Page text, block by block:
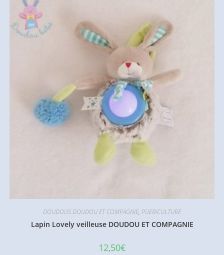
DOUDOUS DOUDOU ET COMPAGNIE, PUERICULTURE
Lapin Lovely veilleuse DOUDOU ET COMPAGNIE
12,50€